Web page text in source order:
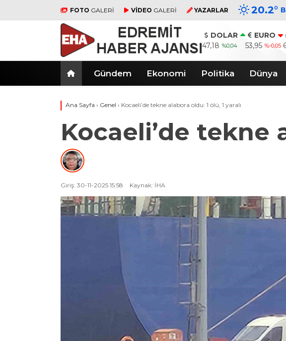
FOTO GALERİ VİDEO GALERİ YAZARLAR 20.2°
DOLAR
47,18 %0,04
EURO
53,95 %-0,05
Gündem Ekonomi Politika Dünya
Ana Sayfa › Genel › Kocaeli’de tekne alabora oldu: 1 ölü, 1 yaralı
Kocaeli’de tekne
Giriş: 30-11-2025 15:58 Kaynak: İHA